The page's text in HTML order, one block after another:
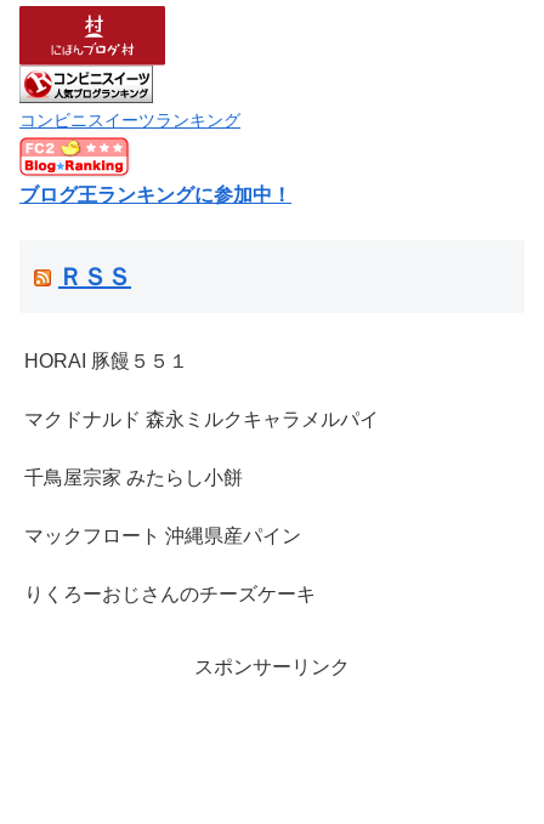
コンビニスイーツランキング
ブログ王ランキングに参加中！
ＲＳＳ
HORAI 豚饅５５１
マクドナルド 森永ミルクキャラメルパイ
千鳥屋宗家 みたらし小餅
マックフロート 沖縄県産パイン
りくろーおじさんのチーズケーキ
スポンサーリンク